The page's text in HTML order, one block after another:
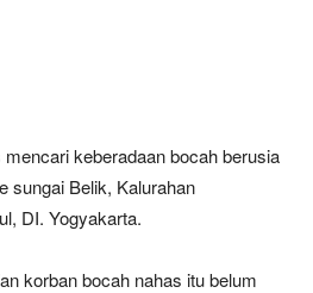
keberadaan bocah berusia
sungai Belik, Kalurahan
DI. Yogyakarta.
korban bocah nahas itu belum